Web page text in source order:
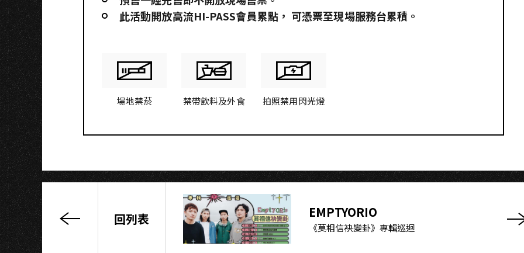
此活動開放高流HI-PASS會員累點，​ 可憑票至現場服務台累積。
場地禁菸 禁帶飲料及外食 拍照禁用閃光燈
回列表 EMPTYORIO
《莫相信袂變卦》專輯巡迴